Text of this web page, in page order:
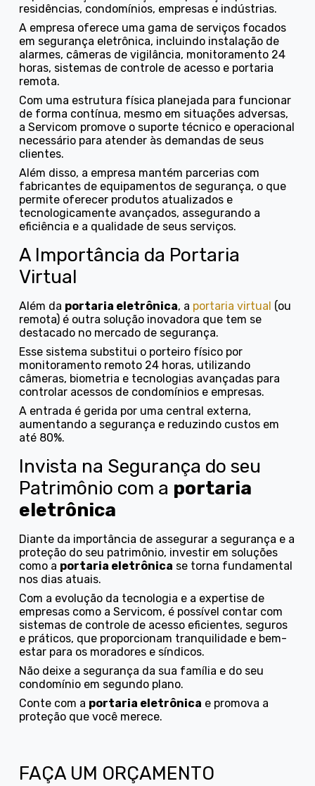
residências, condomínios, empresas e indústrias.
A empresa oferece uma gama de serviços focados
em segurança eletrônica, incluindo instalação de
alarmes, câmeras de vigilância, monitoramento 24
horas, sistemas de controle de acesso e portaria
remota.
Com uma estrutura física planejada para funcionar
de forma contínua, mesmo em situações adversas,
a Servicom promove o suporte técnico e operacional
necessário para atender às demandas de seus
clientes.
Além disso, a empresa mantém parcerias com
fabricantes de equipamentos de segurança, o que
permite oferecer produtos atualizados e
tecnologicamente avançados, assegurando a
eficiência e a qualidade de seus serviços.
A Importância da Portaria
Virtual
Além da portaria eletrônica, a portaria virtual (ou
remota) é outra solução inovadora que tem se
destacado no mercado de segurança.
Esse sistema substitui o porteiro físico por
monitoramento remoto 24 horas, utilizando
câmeras, biometria e tecnologias avançadas para
controlar acessos de condomínios e empresas.
A entrada é gerida por uma central externa,
aumentando a segurança e reduzindo custos em
até 80%.
Invista na Segurança do seu
Patrimônio com a portaria
eletrônica
Diante da importância de assegurar a segurança e a
proteção do seu patrimônio, investir em soluções
como a portaria eletrônica se torna fundamental
nos dias atuais.
Com a evolução da tecnologia e a expertise de
empresas como a Servicom, é possível contar com
sistemas de controle de acesso eficientes, seguros
e práticos, que proporcionam tranquilidade e bem-
estar para os moradores e síndicos.
Não deixe a segurança da sua família e do seu
condomínio em segundo plano.
Conte com a portaria eletrônica e promova a
proteção que você merece.
FAÇA UM ORÇAMENTO